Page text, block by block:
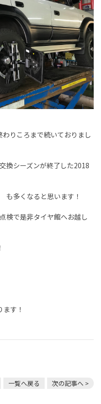
りころまで続いておりまし
換シーズンが終了した2018
多くなると思います！
検で是非タイヤ館へお越し
す！
一覧へ戻る 次の記事へ >